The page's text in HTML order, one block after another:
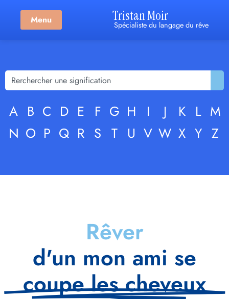
Menu Tristan Moir
Spécialiste du langage du rêve
A B C D E F G H I J K L M
N O P Q R S T U V W X Y Z
Rêver
d'un mon ami se
coupe les cheveux